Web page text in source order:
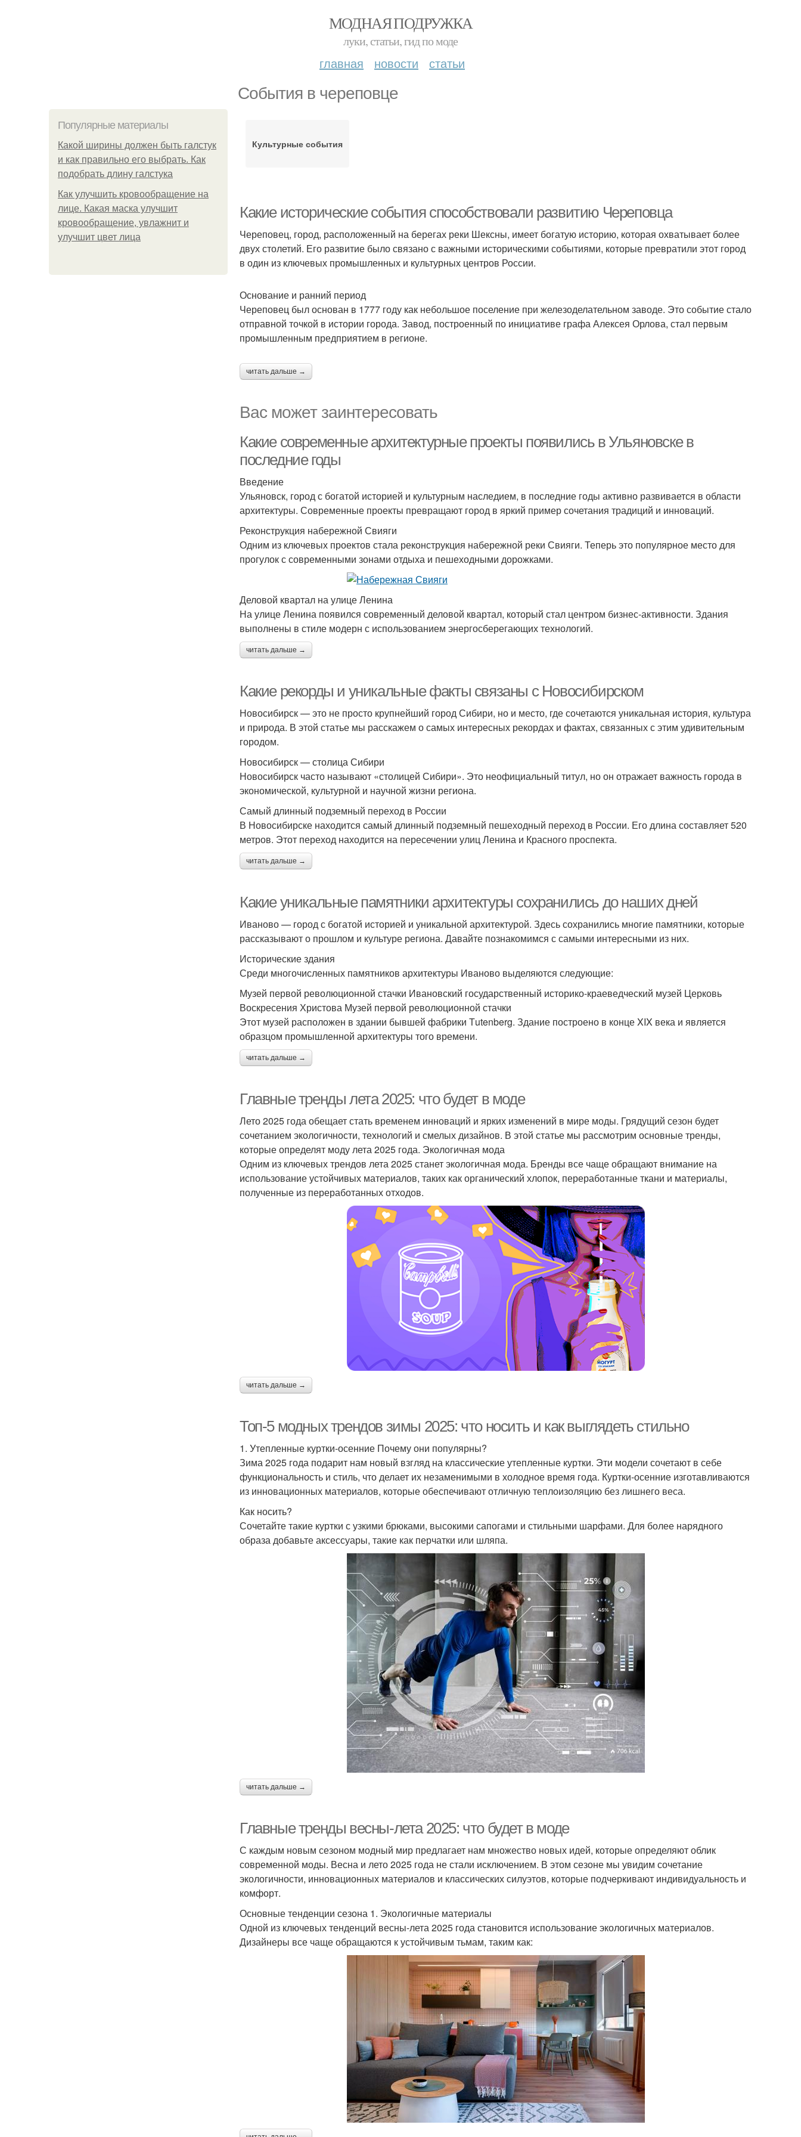
МОДНАЯ ПОДРУЖКА
луки, статьи, гид по моде
главная новости статьи
События в череповце
Популярные материалы
Какой ширины должен быть галстук
и как правильно его выбрать. Как
подобрать длину галстука
Как улучшить кровообращение на
лице. Какая маска улучшит
кровообращение, увлажнит и
улучшит цвет лица
Культурные события
Какие исторические события способствовали развитию Череповца
Череповец, город, расположенный на берегах реки Шексны, имеет богатую историю, которая охватывает более
двух столетий. Его развитие было связано с важными историческими событиями, которые превратили этот город
в один из ключевых промышленных и культурных центров России.
Основание и ранний период
Череповец был основан в 1777 году как небольшое поселение при железоделательном заводе. Это событие стало
отправной точкой в истории города. Завод, построенный по инициативе графа Алексея Орлова, стал первым
промышленным предприятием в регионе.
читать дальше →
Вас может заинтересовать
Какие современные архитектурные проекты появились в Ульяновске в
последние годы
Введение
Ульяновск, город с богатой историей и культурным наследием, в последние годы активно развивается в области
архитектуры. Современные проекты превращают город в яркий пример сочетания традиций и инноваций.
Реконструкция набережной Свияги
Одним из ключевых проектов стала реконструкция набережной реки Свияги. Теперь это популярное место для
прогулок с современными зонами отдыха и пешеходными дорожками.
Деловой квартал на улице Ленина
На улице Ленина появился современный деловой квартал, который стал центром бизнес-активности. Здания
выполнены в стиле модерн с использованием энергосберегающих технологий.
читать дальше →
Какие рекорды и уникальные факты связаны с Новосибирском
Новосибирск — это не просто крупнейший город Сибири, но и место, где сочетаются уникальная история, культура
и природа. В этой статье мы расскажем о самых интересных рекордах и фактах, связанных с этим удивительным
городом.
Новосибирск — столица Сибири
Новосибирск часто называют «столицей Сибири». Это неофициальный титул, но он отражает важность города в
экономической, культурной и научной жизни региона.
Самый длинный подземный переход в России
В Новосибирске находится самый длинный подземный пешеходный переход в России. Его длина составляет 520
метров. Этот переход находится на пересечении улиц Ленина и Красного проспекта.
читать дальше →
Какие уникальные памятники архитектуры сохранились до наших дней
Иваново — город с богатой историей и уникальной архитектурой. Здесь сохранились многие памятники, которые
рассказывают о прошлом и культуре региона. Давайте познакомимся с самыми интересными из них.
Исторические здания
Среди многочисленных памятников архитектуры Иваново выделяются следующие:
Музей первой революционной стачки Ивановский государственный историко-краеведческий музей Церковь
Воскресения Христова Музей первой революционной стачки
Этот музей расположен в здании бывшей фабрики Тutenberg. Здание построено в конце XIX века и является
образцом промышленной архитектуры того времени.
читать дальше →
Главные тренды лета 2025: что будет в моде
Лето 2025 года обещает стать временем инноваций и ярких изменений в мире моды. Грядущий сезон будет
сочетанием экологичности, технологий и смелых дизайнов. В этой статье мы рассмотрим основные тренды,
которые определят моду лета 2025 года. Экологичная мода
Одним из ключевых трендов лета 2025 станет экологичная мода. Бренды все чаще обращают внимание на
использование устойчивых материалов, таких как органический хлопок, переработанные ткани и материалы,
полученные из переработанных отходов.
читать дальше →
Топ-5 модных трендов зимы 2025: что носить и как выглядеть стильно
1. Утепленные куртки-осенние Почему они популярны?
Зима 2025 года подарит нам новый взгляд на классические утепленные куртки. Эти модели сочетают в себе
функциональность и стиль, что делает их незаменимыми в холодное время года. Куртки-осенние изготавливаются
из инновационных материалов, которые обеспечивают отличную теплоизоляцию без лишнего веса.
Как носить?
Сочетайте такие куртки с узкими брюками, высокими сапогами и стильными шарфами. Для более нарядного
образа добавьте аксессуары, такие как перчатки или шляпа.
читать дальше →
Главные тренды весны-лета 2025: что будет в моде
С каждым новым сезоном модный мир предлагает нам множество новых идей, которые определяют облик
современной моды. Весна и лето 2025 года не стали исключением. В этом сезоне мы увидим сочетание
экологичности, инновационных материалов и классических силуэтов, которые подчеркивают индивидуальность и
комфорт.
Основные тенденции сезона 1. Экологичные материалы
Одной из ключевых тенденций весны-лета 2025 года становится использование экологичных материалов.
Дизайнеры все чаще обращаются к устойчивым тьмам, таким как: